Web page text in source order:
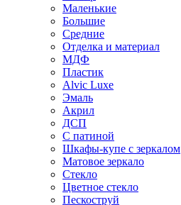
Маленькие
Большие
Средние
Отделка и материал
МДФ
Пластик
Alvic Luxe
Эмаль
Акрил
ДСП
С патиной
Шкафы-купе с зеркалом
Матовое зеркало
Стекло
Цветное стекло
Пескоструй